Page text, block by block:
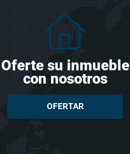
Oferte su inmueble
con nosotros
OFERTAR